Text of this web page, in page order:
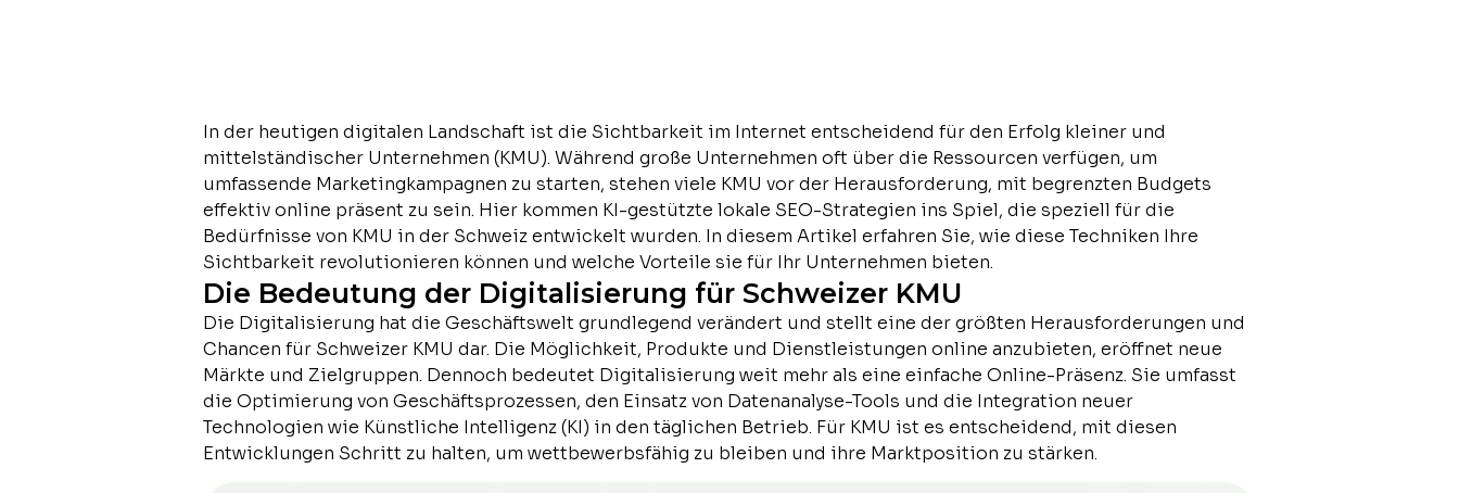
In der heutigen digitalen Landschaft ist die Sichtbarkeit im Internet entscheidend für den Erfolg kleiner und
mittelständischer Unternehmen (KMU). Während große Unternehmen oft über die Ressourcen verfügen, um
umfassende Marketingkampagnen zu starten, stehen viele KMU vor der Herausforderung, mit begrenzten Budgets
effektiv online präsent zu sein. Hier kommen KI-gestützte lokale SEO-Strategien ins Spiel, die speziell für die
Bedürfnisse von KMU in der Schweiz entwickelt wurden. In diesem Artikel erfahren Sie, wie diese Techniken Ihre
Sichtbarkeit revolutionieren können und welche Vorteile sie für Ihr Unternehmen bieten.
Die Bedeutung der Digitalisierung für Schweizer KMU
Die Digitalisierung hat die Geschäftswelt grundlegend verändert und stellt eine der größten Herausforderungen und
Chancen für Schweizer KMU dar. Die Möglichkeit, Produkte und Dienstleistungen online anzubieten, eröffnet neue
Märkte und Zielgruppen. Dennoch bedeutet Digitalisierung weit mehr als eine einfache Online-Präsenz. Sie umfasst
die Optimierung von Geschäftsprozessen, den Einsatz von Datenanalyse-Tools und die Integration neuer
Technologien wie Künstliche Intelligenz (KI) in den täglichen Betrieb. Für KMU ist es entscheidend, mit diesen
Entwicklungen Schritt zu halten, um wettbewerbsfähig zu bleiben und ihre Marktposition zu stärken.